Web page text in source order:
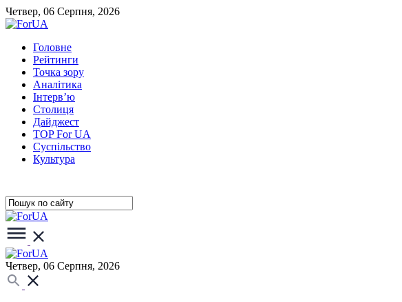
Четвер, 06 Серпня, 2026
Головне
Рейтинги
Точка зору
Аналітика
Інтерв’ю
Столиця
Дайджест
TOP For UA
Суспiльство
Культура
Четвер, 06 Серпня, 2026